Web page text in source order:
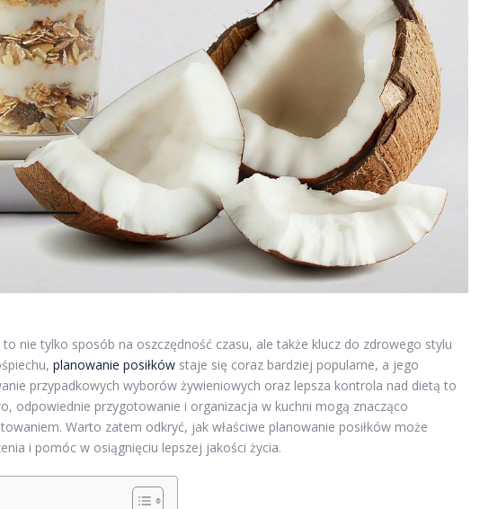
nie tylko sposób na oszczędność czasu, ale także klucz do zdrowego stylu
planowanie posiłków staje się coraz bardziej popularne, a jego
przypadkowych wyborów żywieniowych oraz lepsza kontrola nad dietą to
odpowiednie przygotowanie i organizacja w kuchni mogą znacząco
Warto zatem odkryć, jak właściwe planowanie posiłków może
i pomóc w osiągnięciu lepszej jakości życia.